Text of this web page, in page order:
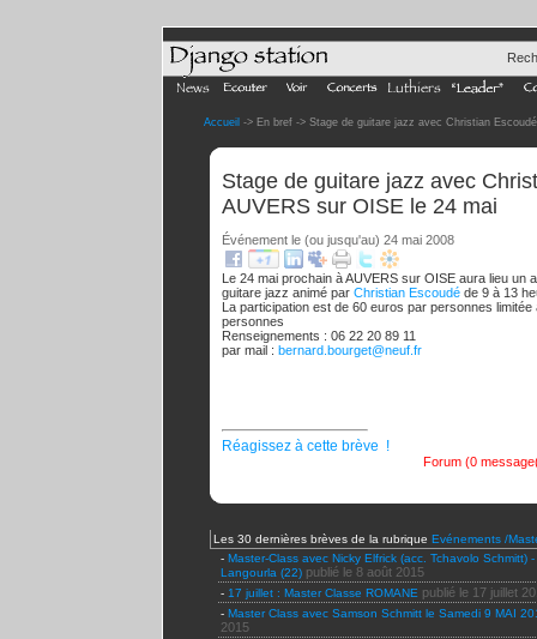
Accueil -> En bref -> Stage de guitare jazz avec Christian
Stage de guitare jazz avec
AUVERS sur OISE le 24 mai
Événement le (ou jusqu'au) 24 mai 2008
Le 24 mai prochain à AUVERS sur OISE aura lieu un
guitare jazz animé par Christian Escoudé de 9 à 13
La participation est de 60 euros par personnes limitée
personnes
Renseignements : 06 22 20 89 11
par mail : bernard.bourget@neuf.fr
Réagissez à cette brève !
Forum (0
Les 30 dernières brèves de la rubrique Evénements /
- Master-Class avec Nicky Elfrick (acc. Tchavolo Schmitt)
Langourla (22) publié le 8 août 2015
- 17 juillet : Master Classe ROMANE publié le 17 juillet
- Master Class avec Samson Schmitt le Samedi 9 MAI
2015